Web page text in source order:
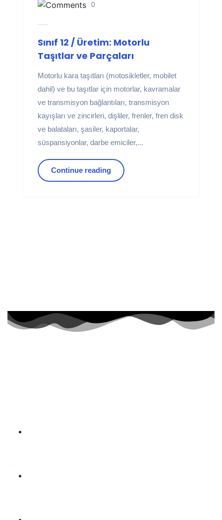
0
Sınıf 12 / Üretim: Motorlu
Taşıtlar ve Parçaları
Motorlu kara taşıtları (motosikletler, mobilet
dahil) ve bu taşıtlar için motorlar, kavramalar
ve transmisyon bağlantıları, transmisyon
kayışları ve zincirleri, dişliler, frenler, fren disk
ve balataları, şasiler, kaportalar,
süspansiyonlar, darbe emiciler,...
Continue reading